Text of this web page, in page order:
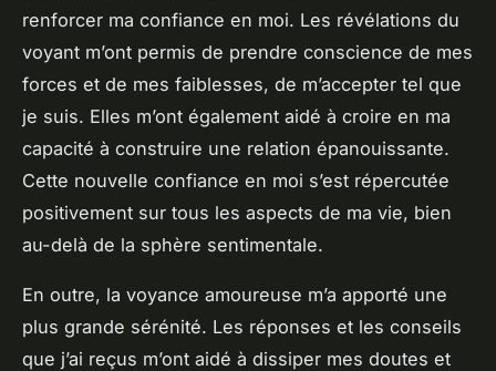
renforcer ma confiance en moi. Les révélations du
voyant m’ont permis de prendre conscience de mes
forces et de mes faiblesses, de m’accepter tel que
je suis. Elles m’ont également aidé à croire en ma
capacité à construire une relation épanouissante.
Cette nouvelle confiance en moi s’est répercutée
positivement sur tous les aspects de ma vie, bien
au-delà de la sphère sentimentale.
En outre, la voyance amoureuse m’a apporté une
plus grande sérénité. Les réponses et les conseils
que j’ai reçus m’ont aidé à dissiper mes doutes et